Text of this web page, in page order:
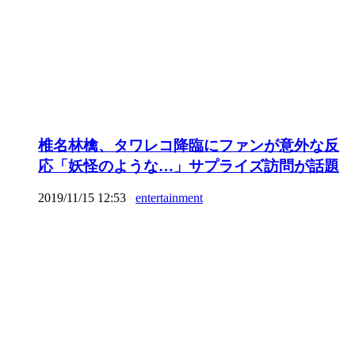
椎名林檎、タワレコ降臨にファンが意外な反
応「妖怪のような…」サプライズ訪問が話題
2019/11/15 12:53 entertainment